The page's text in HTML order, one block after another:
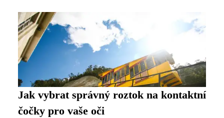
Jak vybrat správný roztok na kontaktní
čočky pro vaše oči